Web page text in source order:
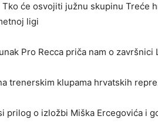
će osvojiti južnu skupinu Treće
ligi
Pro Recca priča nam o
trenerskim klupama hrvatskih
prilog o izložbi Miška Ercegovića i